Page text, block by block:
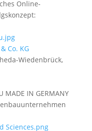
Online-
Co. KG
Wiedenbrück,
MADE IN GERMANY